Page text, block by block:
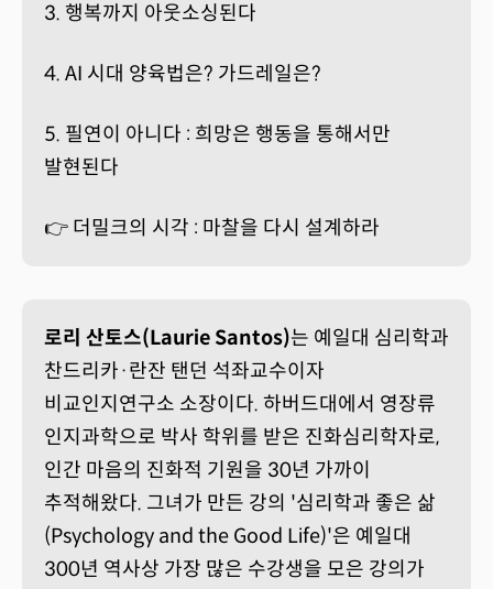
3. 행복까지 아웃소싱된다
4. AI 시대 양육법은? 가드레일은?
5. 필연이 아니다 : 희망은 행동을 통해서만
발현된다
👉 더밀크의 시각 : 마찰을 다시 설계하라
로리 산토스(Laurie Santos)는 예일대 심리학과
찬드리카·란잔 탠던 석좌교수이자
비교인지연구소 소장이다. 하버드대에서 영장류
인지과학으로 박사 학위를 받은 진화심리학자로,
인간 마음의 진화적 기원을 30년 가까이
추적해왔다. 그녀가 만든 강의 '심리학과 좋은 삶
(Psychology and the Good Life)'은 예일대
300년 역사상 가장 많은 수강생을 모은 강의가